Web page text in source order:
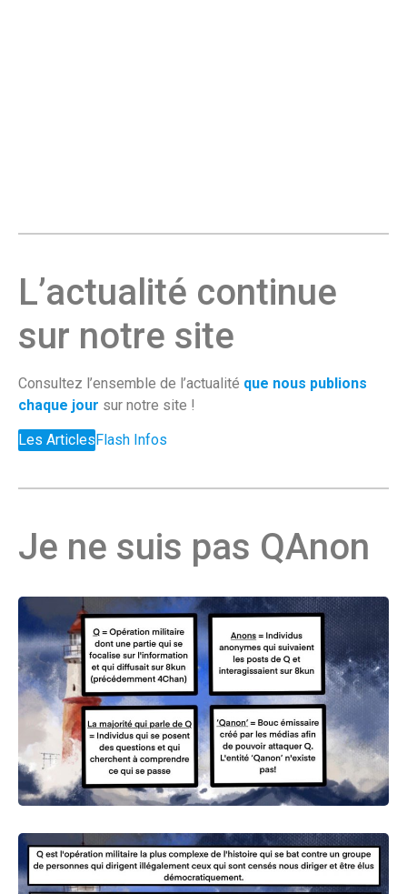
L’actualité continue
sur notre site
Consultez l’ensemble de l’actualité que nous publions
chaque jour sur notre site !
Les Articles Flash Infos
Je ne suis pas QAnon